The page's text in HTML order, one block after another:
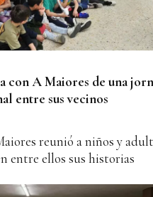
con A Maiores de una
entre sus vecinos
reunió a niños y
entre ellos sus historias